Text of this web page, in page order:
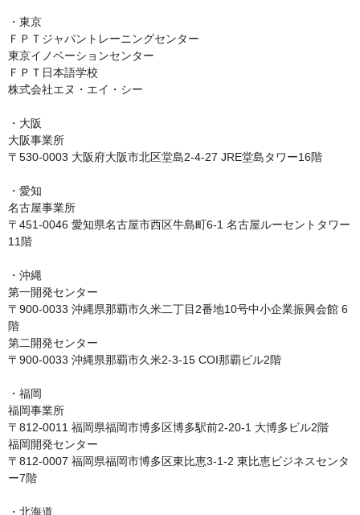
・東京
ＦＰＴジャパントレーニングセンター
東京イノベーションセンター
ＦＰＴ日本語学校
株式会社エヌ・エイ・シー
・大阪
大阪事業所
〒530-0003 大阪府大阪市北区堂島2-4-27 JRE堂島タワー16階
・愛知
名古屋事業所
〒451-0046 愛知県名古屋市西区牛島町6-1 名古屋ルーセントタワー
11階
・沖縄
第一開発センター
〒900-0033 沖縄県那覇市久米二丁目2番地10号中小企業振興会館 6
階
第二開発センター
〒900-0033 沖縄県那覇市久米2-3-15 COI那覇ビル2階
・福岡
福岡事業所
〒812-0011 福岡県福岡市博多区博多駅前2-20-1 大博多ビル2階
福岡開発センター
〒812-0007 福岡県福岡市博多区東比恵3-1-2 東比恵ビジネスセンタ
ー7階
・北海道